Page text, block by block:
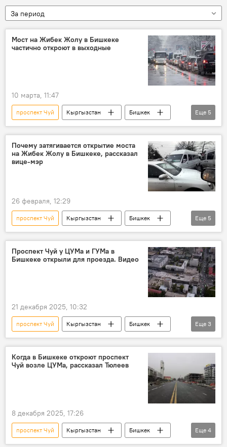
За период
Мост на Жибек Жолу в Бишкеке
частично откроют в выходные
10 марта, 11:47
проспект Чуй Кыргызстан
Бишкек
строительство
мост
проспект Жибек Жолу
реконструкция
открытие
Еще 5
Почему затягивается открытие моста
на Жибек Жолу в Бишкеке, рассказал
вице-мэр
26 февраля, 12:29
проспект Чуй Кыргызстан
Бишкек
мост
открытие
строительство
проспект Жибек Жолу
Рамиз Алиев
Еще 5
Проспект Чуй у ЦУМа и ГУМа в
Бишкеке открыли для проезда. Видео
21 декабря 2025, 10:32
проспект Чуй Кыргызстан
Бишкек
Нариман Тюлеев
открытие дорога
Еще 3
Когда в Бишкеке откроют проспект
Чуй возле ЦУМа, рассказал Тюлеев
8 декабря 2025, 17:26
проспект Чуй Кыргызстан
Бишкек
строительство
открытие
Еще 4